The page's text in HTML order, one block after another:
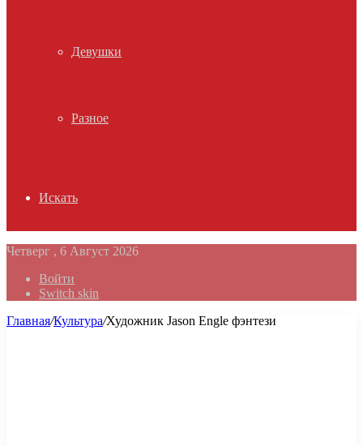
Девушки
Разное
Искать
Четверг , 6 Август 2026
Войти
Switch skin
Главная/Культура/Художник Jason Engle фэнтези